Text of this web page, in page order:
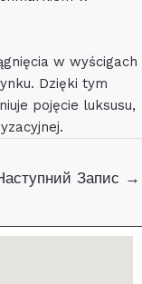
w wyścigach
Dzięki tym
pojęcie luksusu,
Запис →